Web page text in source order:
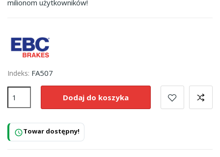
milionom użytkowników!
Indeks: FA507
Dodaj do koszyka
scheduleTowar dostępny!